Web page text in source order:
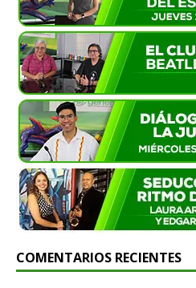
COMENTARIOS RECIENTES